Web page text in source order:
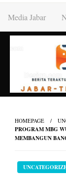
content
Media Jabar
HOMEPAGE
PROGRAM MBG
MEMBANGUN